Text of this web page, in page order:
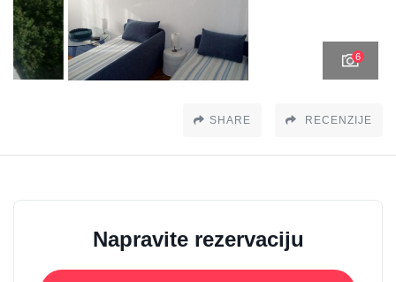
6
SHARE RECENZIJE
Napravite rezervaciju